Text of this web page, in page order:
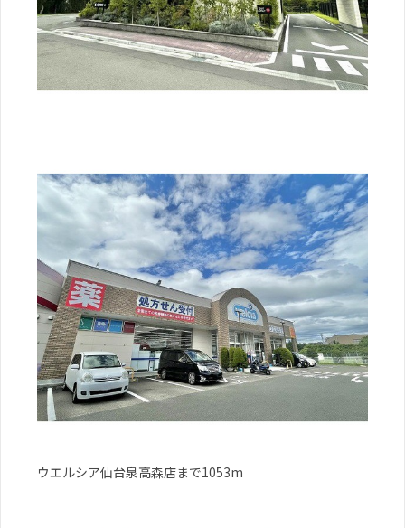
ウエルシア仙台泉高森店まで1053m